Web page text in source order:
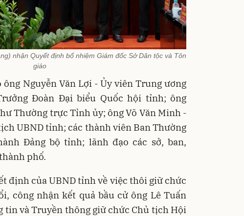
nhận Quyết định bổ nhiệm Giám đốc Sở Dân tộc và Tôn
giáo
Nguyễn Văn Lợi - Ủy viên Trung ương
Đoàn Đại biểu Quốc hội tỉnh; ông
Thường trực Tỉnh ủy; ông Võ Văn Minh -
UBND tỉnh; các thành viên Ban Thường
Đảng bộ tỉnh; lãnh đạo các sở, ban,
phố.
định của UBND tỉnh về việc thôi giữ chức
công nhận kết quả bầu cử ông Lê Tuấn
tin và Truyền thông giữ chức Chủ tịch Hội